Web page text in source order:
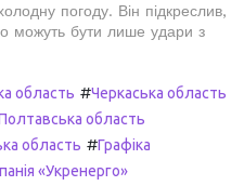
погоду. Він підкреслив,
можуть бути лише удари з
область #Черкаська область
область
область #Графіка
«Укренерго»